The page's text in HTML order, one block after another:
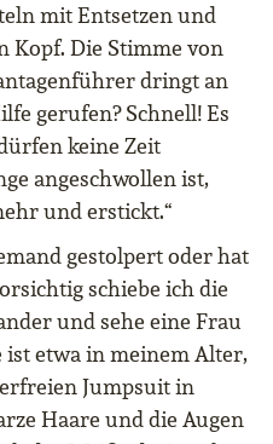
mit Entsetzen und
Kopf. Die Stimme von
dringt an
gerufen? Schnell! Es
keine Zeit
angeschwollen ist,
und erstickt.“
gestolpert oder hat
schiebe ich die
und sehe eine Frau
ist etwa in meinem Alter,
Jumpsuit in
Haare und die Augen